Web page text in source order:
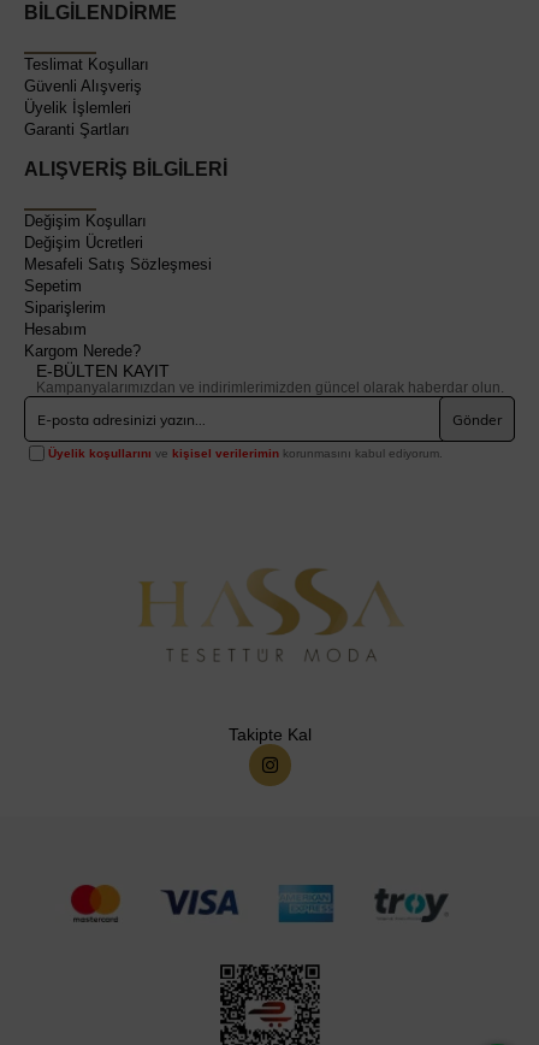
BİLGİLENDİRME
Teslimat Koşulları
Güvenli Alışveriş
Üyelik İşlemleri
Garanti Şartları
ALIŞVERİŞ BİLGİLERİ
Değişim Koşulları
Değişim Ücretleri
Mesafeli Satış Sözleşmesi
Sepetim
Siparişlerim
Hesabım
Kargom Nerede?
E-BÜLTEN KAYIT
Kampanyalarımızdan ve indirimlerimizden güncel olarak haberdar olun.
Gönder
Üyelik koşullarını ve kişisel verilerimin korunmasını kabul ediyorum.
Takipte Kal